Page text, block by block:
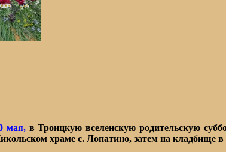
мая,в Троицкую вселенскую родительскую
храме с. Лопатино, затем на кладбище